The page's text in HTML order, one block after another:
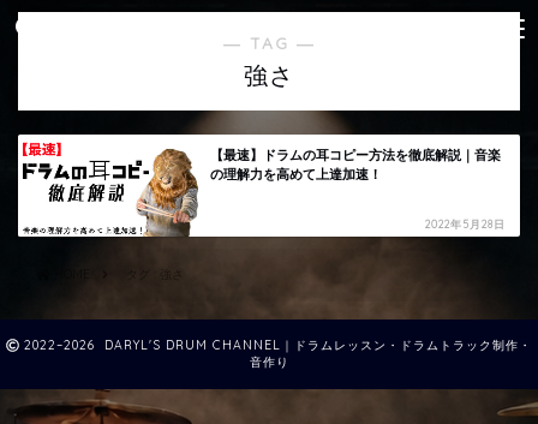
― TAG ―
強さ
【最速】ドラムの耳コピー方法を徹底解説｜音楽
の理解力を高めて上達加速！
2022年5月28日
2022–2026 DARYL'S DRUM CHANNEL｜ドラムレッスン・ドラムトラック制作・
音作り